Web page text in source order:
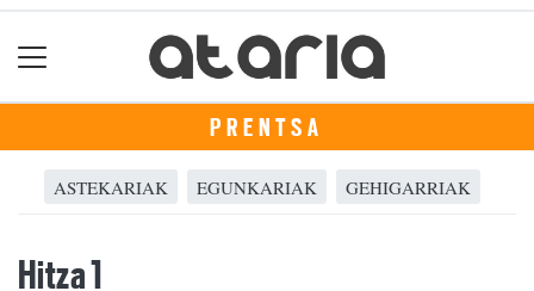
PRENTSA
ASTEKARIAK EGUNKARIAK GEHIGARRIAK
Hitza 1